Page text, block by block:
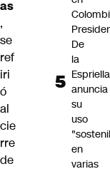
as
,
se
ref
iri
ó
al
cie
rre
de
De
la
Espriella
anuncia
su
uso
en
varias